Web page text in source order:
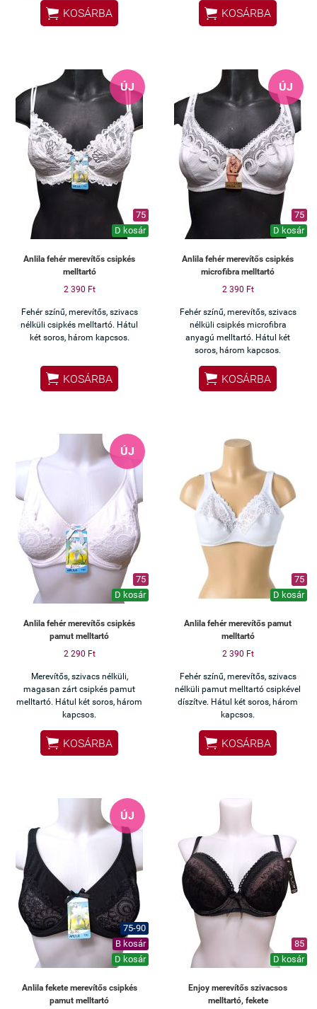
stabil, mégis nőies
 KOSÁRBA  KOSÁRBA
ÚJ
75
D kosár
Anlila fehér merevítős csipkés
melltartó
2 390 Ft
Fehér színű, merevítős, szivacs
nélküli csipkés melltartó. Hátul
két soros, három kapcsos.
 KOSÁRBA
ÚJ
75
D kosár
Anlila fehér merevítős csipkés
microfibra melltartó
2 390 Ft
Fehér színű, merevítős, szivacs
nélküli csipkés microfibra
anyagú melltartó. Hátul két
soros, három kapcsos.
 KOSÁRBA
ÚJ
75
D kosár
Anlila fehér merevítős csipkés
pamut melltartó
2 290 Ft
Merevítős, szivacs nélküli,
magasan zárt csipkés pamut
melltartó. Hátul két soros, három
kapcsos.
 KOSÁRBA
75
D kosár
Anlila fehér merevítős pamut
melltartó
2 390 Ft
Fehér színű, merevítős, szivacs
nélküli pamut melltartó csipkével
díszítve. Hátul két soros, három
kapcsos.
 KOSÁRBA
ÚJ
75-90
B kosár
D kosár
Anlila fekete merevítős csipkés
pamut melltartó
85
D kosár
Enjoy merevítős szivacsos
melltartó, fekete